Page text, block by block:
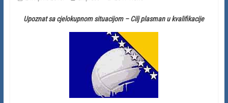
Upoznat sa cjelokupnom situacijom – Cilj plasman u kvalifikacije